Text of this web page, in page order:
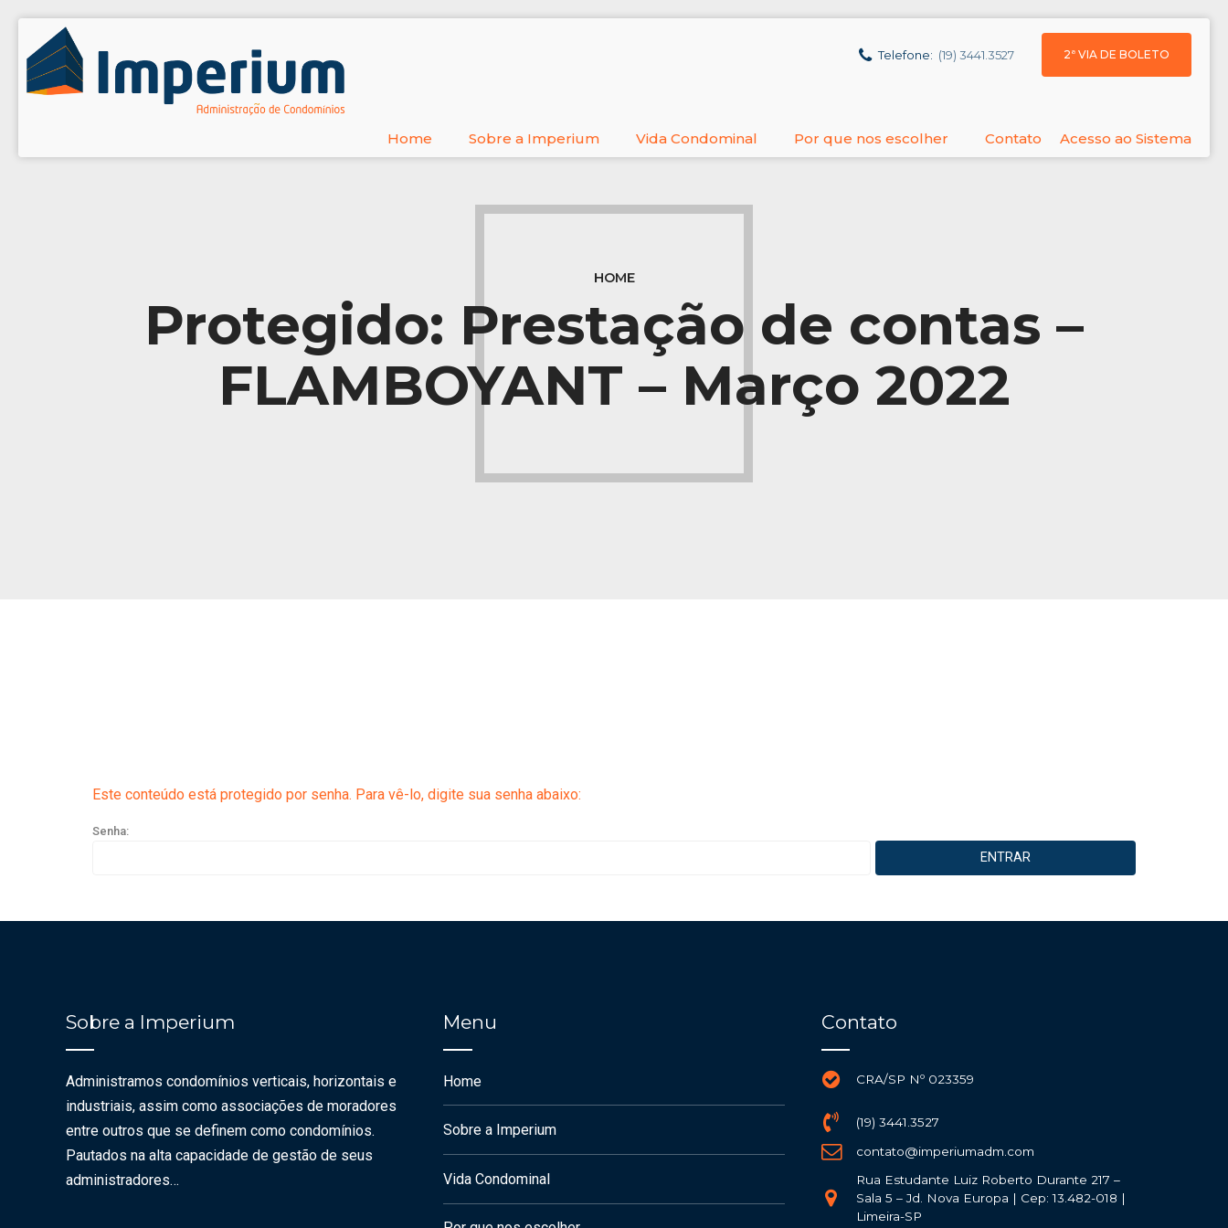
Telefone: (19) 3441.3527 2ª VIA DE BOLETO
Home Sobre a Imperium Vida Condominal Por que nos escolher Contato Acesso ao Sistema
HOME
Protegido: Prestação de contas –
FLAMBOYANT – Março 2022
Este conteúdo está protegido por senha. Para vê-lo, digite sua senha abaixo:
Senha:
Sobre a Imperium
Administramos condomínios verticais, horizontais e
industriais, assim como associações de moradores
entre outros que se definem como condomínios.
Pautados na alta capacidade de gestão de seus
administradores…
Menu
Home
Sobre a Imperium
Vida Condominal
Contato
CRA/SP Nº 023359
(19) 3441.3527
contato@imperiumadm.com
Rua Estudante Luiz Roberto Durante 217 –
Sala 5 – Jd. Nova Europa | Cep: 13.482-018 |
Limeira-SP